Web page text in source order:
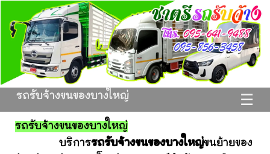
☰
รถรับจ้างขนของบางใหญ่
รถรับจ้างขนของบางใหญ่
บริการรถรับจ้างขนของบางใหญ่ขนย้ายของ